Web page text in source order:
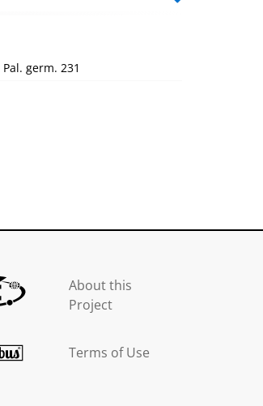
germ. 231
About this
Project
Terms of Use